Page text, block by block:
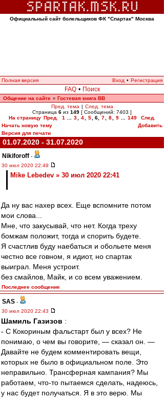
Официальный сайт болельщиков ФК "Спартак" Москва
Полная версия Вход • Регистрация
FAQ • Поиск
Общение на сайте » Гостевая книга ВВ
Пред. тема | След. тема
Страница 6 из 149 [ Сообщений: 7403 ]
На страницу Пред. 1 3 4 5 6 7 8 9 149
След.
Начать новую тему
Добавить
Версия для печати
01.07.2020 - 31.07.2020
Nikiforoff -
30 июл 2020 22:49
Mike Lebedev » 30 июл 2020 22:41
Да ну вас нахер всех. Еще вспомните потом
мои слова...
Мне, что закусывай, что нет. Когда треху
бомжам положит, тогда и спорить будете.
Я счастлив буду наебаться и обольете меня
честно все говном, я идиот, но спартак
выиграл. Меня устроит.
без смайлов, Майк, и со всем уважением.
Последнее сообщение
SAS -
30 июл 2020 22:43
Шамиль Газизов :
- С Кокориным фальстарт был у всех? Не
понимаю, о чем вы говорите, — сказал он. —
Давайте не будем комментировать вещи,
которых не было в официальном поле. Это
неправильно. Трансферная кампания? Мы
работаем, что-то пытаемся сделать, надеюсь,
у нас будет получаться. Я в это верю. Мы